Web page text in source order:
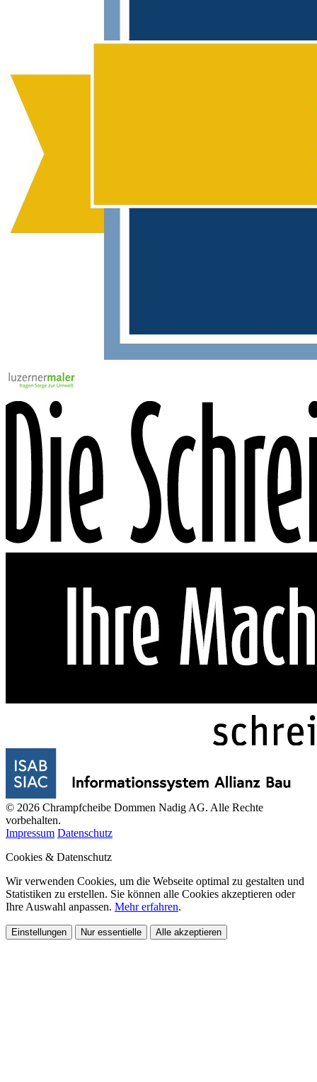
© 2026 Chrampfcheibe Dommen Nadig AG. Alle Rechte
vorbehalten.
Impressum Datenschutz
Cookies & Datenschutz
Wir verwenden Cookies, um die Webseite optimal zu gestalten und
Statistiken zu erstellen. Sie können alle Cookies akzeptieren oder
Ihre Auswahl anpassen. Mehr erfahren.
Einstellungen Nur essentielle Alle akzeptieren